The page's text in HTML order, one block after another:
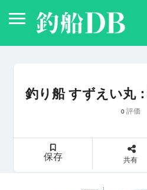
釣り船 すずえい丸
0評価
保存 共有